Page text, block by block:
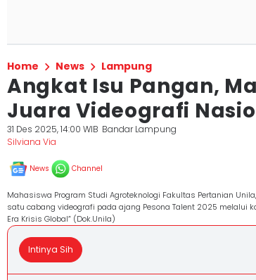
Home News Lampung
Angkat Isu Pangan,
Juara Videografi
31 Des 2025, 14:00 WIB Bandar Lampung
Silviana Via
News Channel
Mahasiswa Program Studi Agroteknologi Fakultas Pertanian
satu cabang videografi pada ajang Pesona Talent 2025 melalui
Era Krisis Global” (Dok.Unila)
Intinya Sih